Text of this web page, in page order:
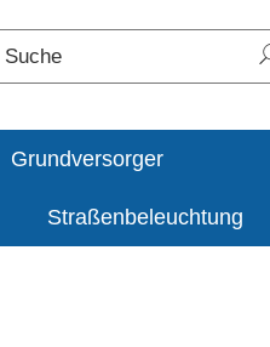
Grundversorger
Straßenbeleuchtung